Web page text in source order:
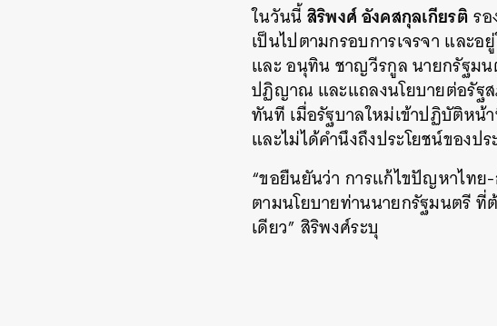
ในวันนี้สิริพงศ์ อังคสกุลเกียรติร
เป็นไปตามกรอบการเจรจา และ
และ อนุทิน ชาญวีรกูล นายกรัฐมน
ปฏิญาณ และแถลงนโยบายต่อรัฐ
ทันที เมื่อรัฐบาลใหม่เข้าปฏิบัติหน้
และไม่ได้คำนึงถึงประโยชน์ของ
“ขอยืนยันว่า การแก้ไขปัญหาไทย
ตามนโยบายท่านนายกรัฐมนตรี ที่
เดียว” สิริพงศ์ระบุ
ค้นหา